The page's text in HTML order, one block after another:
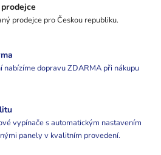
prodejce pro Českou republiku.
nabízíme dopravu ZDARMA při nákupu
vypínače s automatickým nastavením
panely v kvalitním provedení.